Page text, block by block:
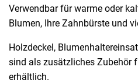
Verwendbar für warme oder
Blumen, Ihre Zahnbürste und
Holzdeckel,
sind als zusätzliches Zubehör
erhältlich.